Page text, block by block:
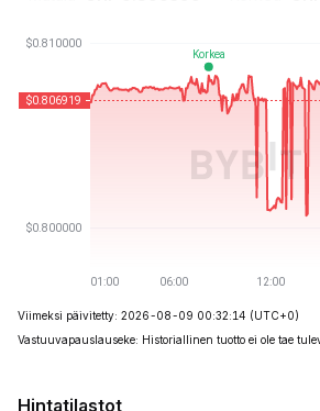
Viimeksi päivitetty: 2026-08-09 00:32:14 (UTC+0)
Vastuuvapauslauseke: Historiallinen tuotto ei ole tae
Hintatilastot